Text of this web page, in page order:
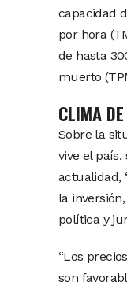
capacidad
por hora
de hasta
muerto
CLIMA
Sobre la
vive el
actualidad,
la
política y
“Los
son